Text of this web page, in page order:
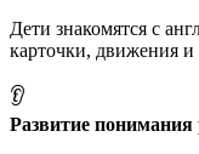
Дети знакомятся с
карточки, движения
👂
Развитие понимания